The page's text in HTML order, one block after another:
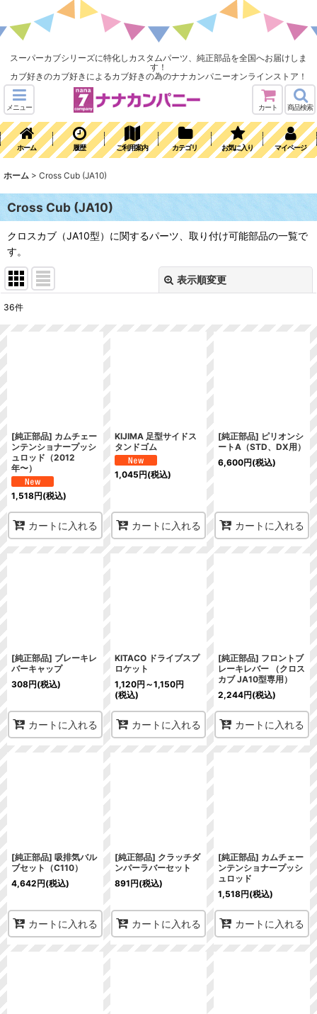
スーパーカブシリーズに特化しカスタムパーツ、純正部品を全国へお届けしま
す！
カブ好きのカブ好きによるカブ好きの為のナナカンパニーオンラインストア！
メニュー カート 商品検索
ホーム 履歴 ご利用案内 カテゴリ お気に入り マイページ
ホーム > Cross Cub (JA10)
Cross Cub (JA10)
クロスカブ（JA10型）に関するパーツ、取り付け可能部品の一覧で
す。
表示順変更
36件
[純正部品] カムチェー
ンテンショナープッシ
ュロッド（2012
年〜）
1,518円(税込)
カートに入れる
KIJIMA 足型サイドス
タンドゴム
1,045円(税込)
カートに入れる
[純正部品] ピリオンシ
ートA（STD、DX用）
6,600円(税込)
カートに入れる
[純正部品] ブレーキレ
バーキャップ
308円(税込)
カートに入れる
KITACO ドライブスプ
ロケット
1,120円 ～1,150円
(税込)
カートに入れる
[純正部品] フロントブ
レーキレバー （クロス
カブ JA10型専用）
2,244円(税込)
カートに入れる
[純正部品] 吸排気バル
ブセット（C110）
4,642円(税込)
カートに入れる
[純正部品] クラッチダ
ンパーラバーセット
891円(税込)
カートに入れる
[純正部品] カムチェー
ンテンショナープッシ
ュロッド
1,518円(税込)
カートに入れる